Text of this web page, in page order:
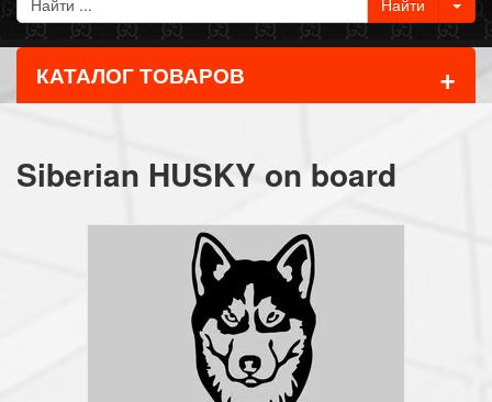
КАТАЛОГ ТОВАРОВ +
Siberian HUSKY on board